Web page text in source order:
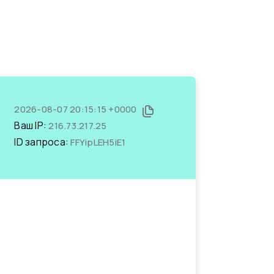
2026-08-07 20:15:15 +0000
Ваш IP:216.73.217.25
ID запроса:FFYipLEH5iE1